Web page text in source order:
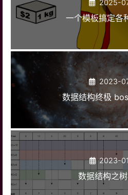
2025-
一个模板搞定各
2023-
数据结构终极
2023-
数据结构之